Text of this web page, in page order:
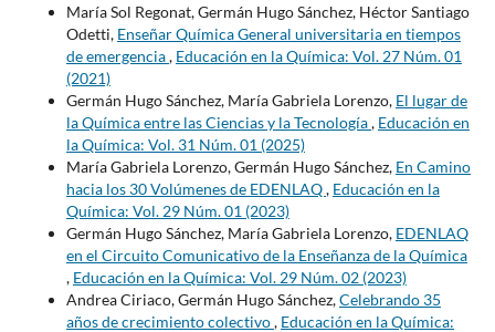
María Sol Regonat, Germán Hugo Sánchez, Héctor Santiago
Odetti, Enseñar Química General universitaria en tiempos
de emergencia, Educación en la Química: Vol. 27 Núm. 01
(2021)
Germán Hugo Sánchez, María Gabriela Lorenzo, El lugar de
la Química entre las Ciencias y la Tecnología, Educación en
la Química: Vol. 31 Núm. 01 (2025)
María Gabriela Lorenzo, Germán Hugo Sánchez, En Camino
hacia los 30 Volúmenes de EDENLAQ, Educación en la
Química: Vol. 29 Núm. 01 (2023)
Germán Hugo Sánchez, María Gabriela Lorenzo, EDENLAQ
en el Circuito Comunicativo de la Enseñanza de la Química
, Educación en la Química: Vol. 29 Núm. 02 (2023)
Andrea Ciriaco, Germán Hugo Sánchez,Celebrando 35
años de crecimiento colectivo, Educación en la Química: